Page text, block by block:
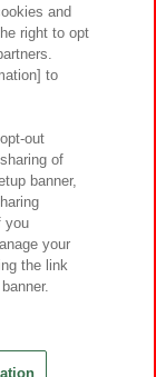
ポリシー
方針と検証結果
・お問い合わせ
and
right to opt
to
out
of
banner,
you
your
the link